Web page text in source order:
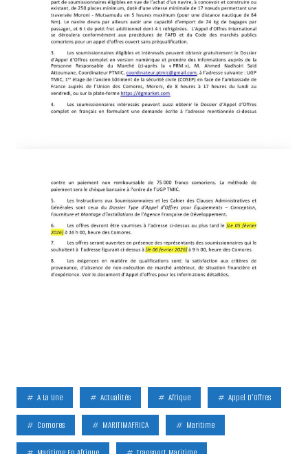
A La Une Actualités Afrique Appel D’Offres
Comores MARITIMAFRICA Maritime